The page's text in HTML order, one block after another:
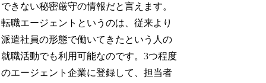
できない秘密厳守の情報だと言えます。
転職エージェントというのは、従来より
派遣社員の形態で働いてきたという人の
就職活動でも利用可能なのです。3つ程度
のエージェント企業に登録して、担当者